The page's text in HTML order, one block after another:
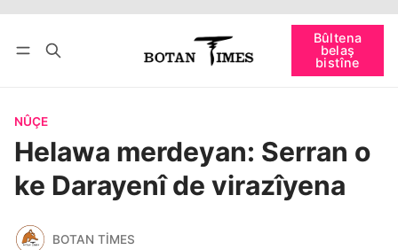
Bûltena
belaş
bistîne
bişopîne
NÛÇE
Helawa merdeyan: Serran o
ke Darayenî de virazîyena
BOTAN TIMES